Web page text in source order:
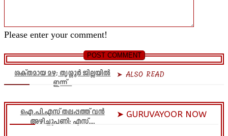
Please enter your comment!
ശക്തമായ മഴ; തൃശ്ശൂർ ജില്ലയിൽ
ഇന്ന്...
ഐ.പി.എസ് തലപ്പത്ത് വൻ
അഴിച്ചുപണി; എസ്....
➤ ALSO READ
➤ GURUVAYOOR NOW